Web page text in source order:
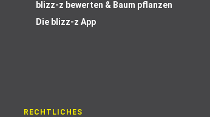
blizz-z bewerten & Baum pflanzen
Die blizz-z App
RECHTLICHES